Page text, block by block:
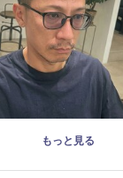
もっと見る